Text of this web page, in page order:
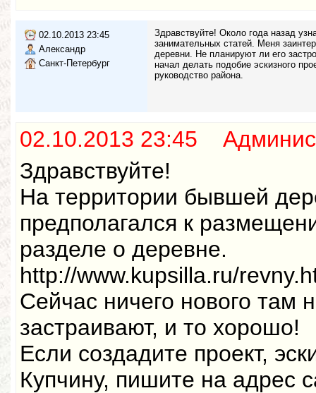
02.10.2013 23:45
Александр
Санкт-Петербург
Здравствуйте! Около года назад
занимательных статей. Меня
деревни. Не планируют ли его
начал делать подобие эскизного
руководство района.
02.10.2013 23:45
Здравствуйте!
На территории бывшей
предполагался к
разделе о деревне.
http://www.kupsilla.ru/
Сейчас ничего нового там
застраивают, и то хорошо!
Если создадите проект,
Купчину, пишите на адрес